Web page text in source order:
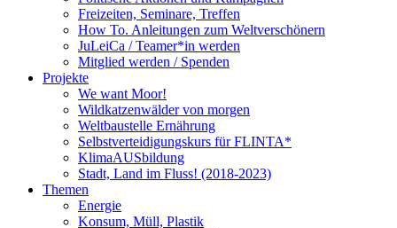
Freizeiten, Seminare, Treffen
How To. Anleitungen zum Weltverschönern
JuLeiCa / Teamer*in werden
Mitglied werden / Spenden
Projekte
We want Moor!
Wildkatzenwälder von morgen
Weltbaustelle Ernährung
Selbstverteidigungskurs für FLINTA*
KlimaAUSbildung
Stadt, Land im Fluss! (2018-2023)
Themen
Energie
Konsum, Müll, Plastik